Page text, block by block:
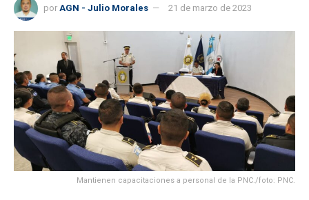
por AGN - Julio Morales 21 de marzo de 2023
Mantienen capacitaciones a personal de la PNC./foto: PNC.